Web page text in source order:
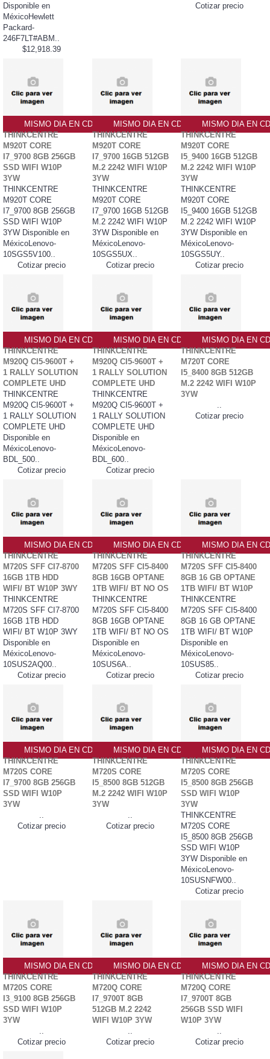
Disponible en
MéxicoHewlett
Packard-
246F7LT#ABM..
$12,918.39
Cotizar precio
MISMO DIA EN CDMX
THINKCENTRE
M920T CORE
I7_9700 8GB 256GB
SSD WIFI W10P
3YW
THINKCENTRE
M920T CORE
I7_9700 8GB 256GB
SSD WIFI W10P
3YW Disponible en
MéxicoLenovo-
10SGS5V100..
Cotizar precio
MISMO DIA EN CDMX
THINKCENTRE
M920T CORE
I7_9700 16GB 512GB
M.2 2242 WIFI W10P
3YW
THINKCENTRE
M920T CORE
I7_9700 16GB 512GB
M.2 2242 WIFI W10P
3YW Disponible en
MéxicoLenovo-
10SGS5UX..
Cotizar precio
MISMO DIA EN
THINKCENTRE
M920T CORE
I5_9400 16GB 512GB
M.2 2242 WIFI W10P
3YW
THINKCENTRE
M920T CORE
I5_9400 16GB 512GB
M.2 2242 WIFI W10P
3YW Disponible en
MéxicoLenovo-
10SGS5UY..
Cotizar precio
MISMO DIA EN CDMX
THINKCENTRE
M920Q CI5-9600T +
1 RALLY SOLUTION
COMPLETE UHD
THINKCENTRE
M920Q CI5-9600T +
1 RALLY SOLUTION
COMPLETE UHD
Disponible en
MéxicoLenovo-
BDL_500..
Cotizar precio
MISMO DIA EN CDMX
THINKCENTRE
M920Q CI5-9600T +
1 RALLY SOLUTION
COMPLETE UHD
THINKCENTRE
M920Q CI5-9600T +
1 RALLY SOLUTION
COMPLETE UHD
Disponible en
MéxicoLenovo-
BDL_600..
Cotizar precio
MISMO DIA EN
THINKCENTRE
M720T CORE
I5_8400 8GB 512GB
M.2 2242 WIFI W10P
3YW
..
Cotizar precio
MISMO DIA EN CDMX
THINKCENTRE
M720S SFF CI7-8700
16GB 1TB HDD
WIFI/ BT W10P 3WY
THINKCENTRE
M720S SFF CI7-8700
16GB 1TB HDD
WIFI/ BT W10P 3WY
Disponible en
MéxicoLenovo-
10SUS2AQ00..
Cotizar precio
MISMO DIA EN CDMX
THINKCENTRE
M720S SFF CI5-8400
8GB 16GB OPTANE
1TB WIFI/ BT NO OS
THINKCENTRE
M720S SFF CI5-8400
8GB 16GB OPTANE
1TB WIFI/ BT NO OS
Disponible en
MéxicoLenovo-
10SUS6A..
Cotizar precio
MISMO DIA EN
THINKCENTRE
M720S SFF CI5-8400
8GB 16 GB OPTANE
1TB WIFI/ BT W10P
THINKCENTRE
M720S SFF CI5-8400
8GB 16 GB OPTANE
1TB WIFI/ BT W10P
Disponible en
MéxicoLenovo-
10SUS85..
Cotizar precio
MISMO DIA EN CDMX
THINKCENTRE
M720S CORE
I7_9700 8GB 256GB
SSD WIFI W10P
3YW
..
Cotizar precio
MISMO DIA EN CDMX
THINKCENTRE
M720S CORE
I5_8500 8GB 512GB
M.2 2242 WIFI W10P
3YW
..
Cotizar precio
MISMO DIA EN
THINKCENTRE
M720S CORE
I5_8500 8GB 256GB
SSD WIFI W10P
3YW
THINKCENTRE
M720S CORE
I5_8500 8GB 256GB
SSD WIFI W10P
3YW Disponible en
MéxicoLenovo-
10SUSNFW00..
Cotizar precio
MISMO DIA EN CDMX
THINKCENTRE
M720S CORE
I3_9100 8GB 256GB
SSD WIFI W10P
3YW
..
Cotizar precio
MISMO DIA EN CDMX
THINKCENTRE
M720Q CORE
I7_9700T 8GB
512GB M.2 2242
WIFI W10P 3YW
..
Cotizar precio
MISMO DIA EN
THINKCENTRE
M720Q CORE
I7_9700T 8GB
256GB SSD WIFI
W10P 3YW
..
Cotizar precio